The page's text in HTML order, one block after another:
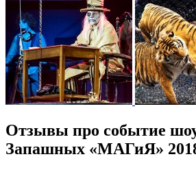
Отзывы про событие
Запашных «МАГиЯ»